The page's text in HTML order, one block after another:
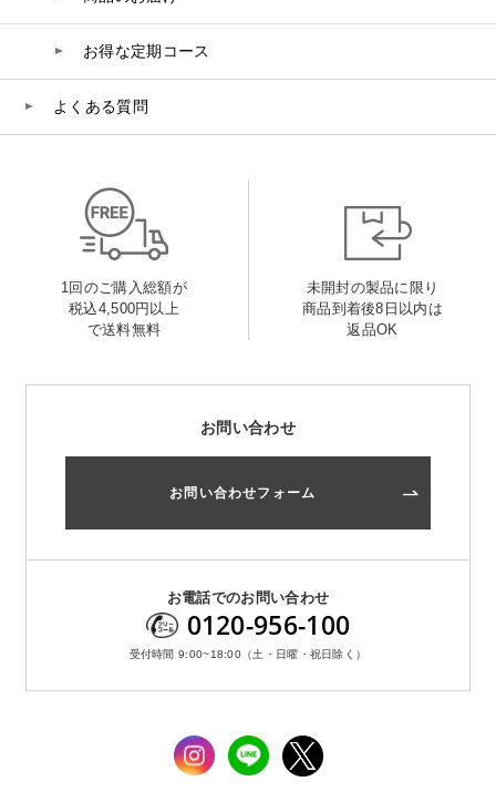
お得な定期コース
よくある質問
1回のご購入総額が
税込4,500円以上
で送料無料
未開封の製品に限り
商品到着後8日以内は
返品OK
お問い合わせ
お問い合わせフォーム
お電話でのお問い合わせ
0120-956-100
受付時間 9:00~18:00（土・日曜・祝日除く）